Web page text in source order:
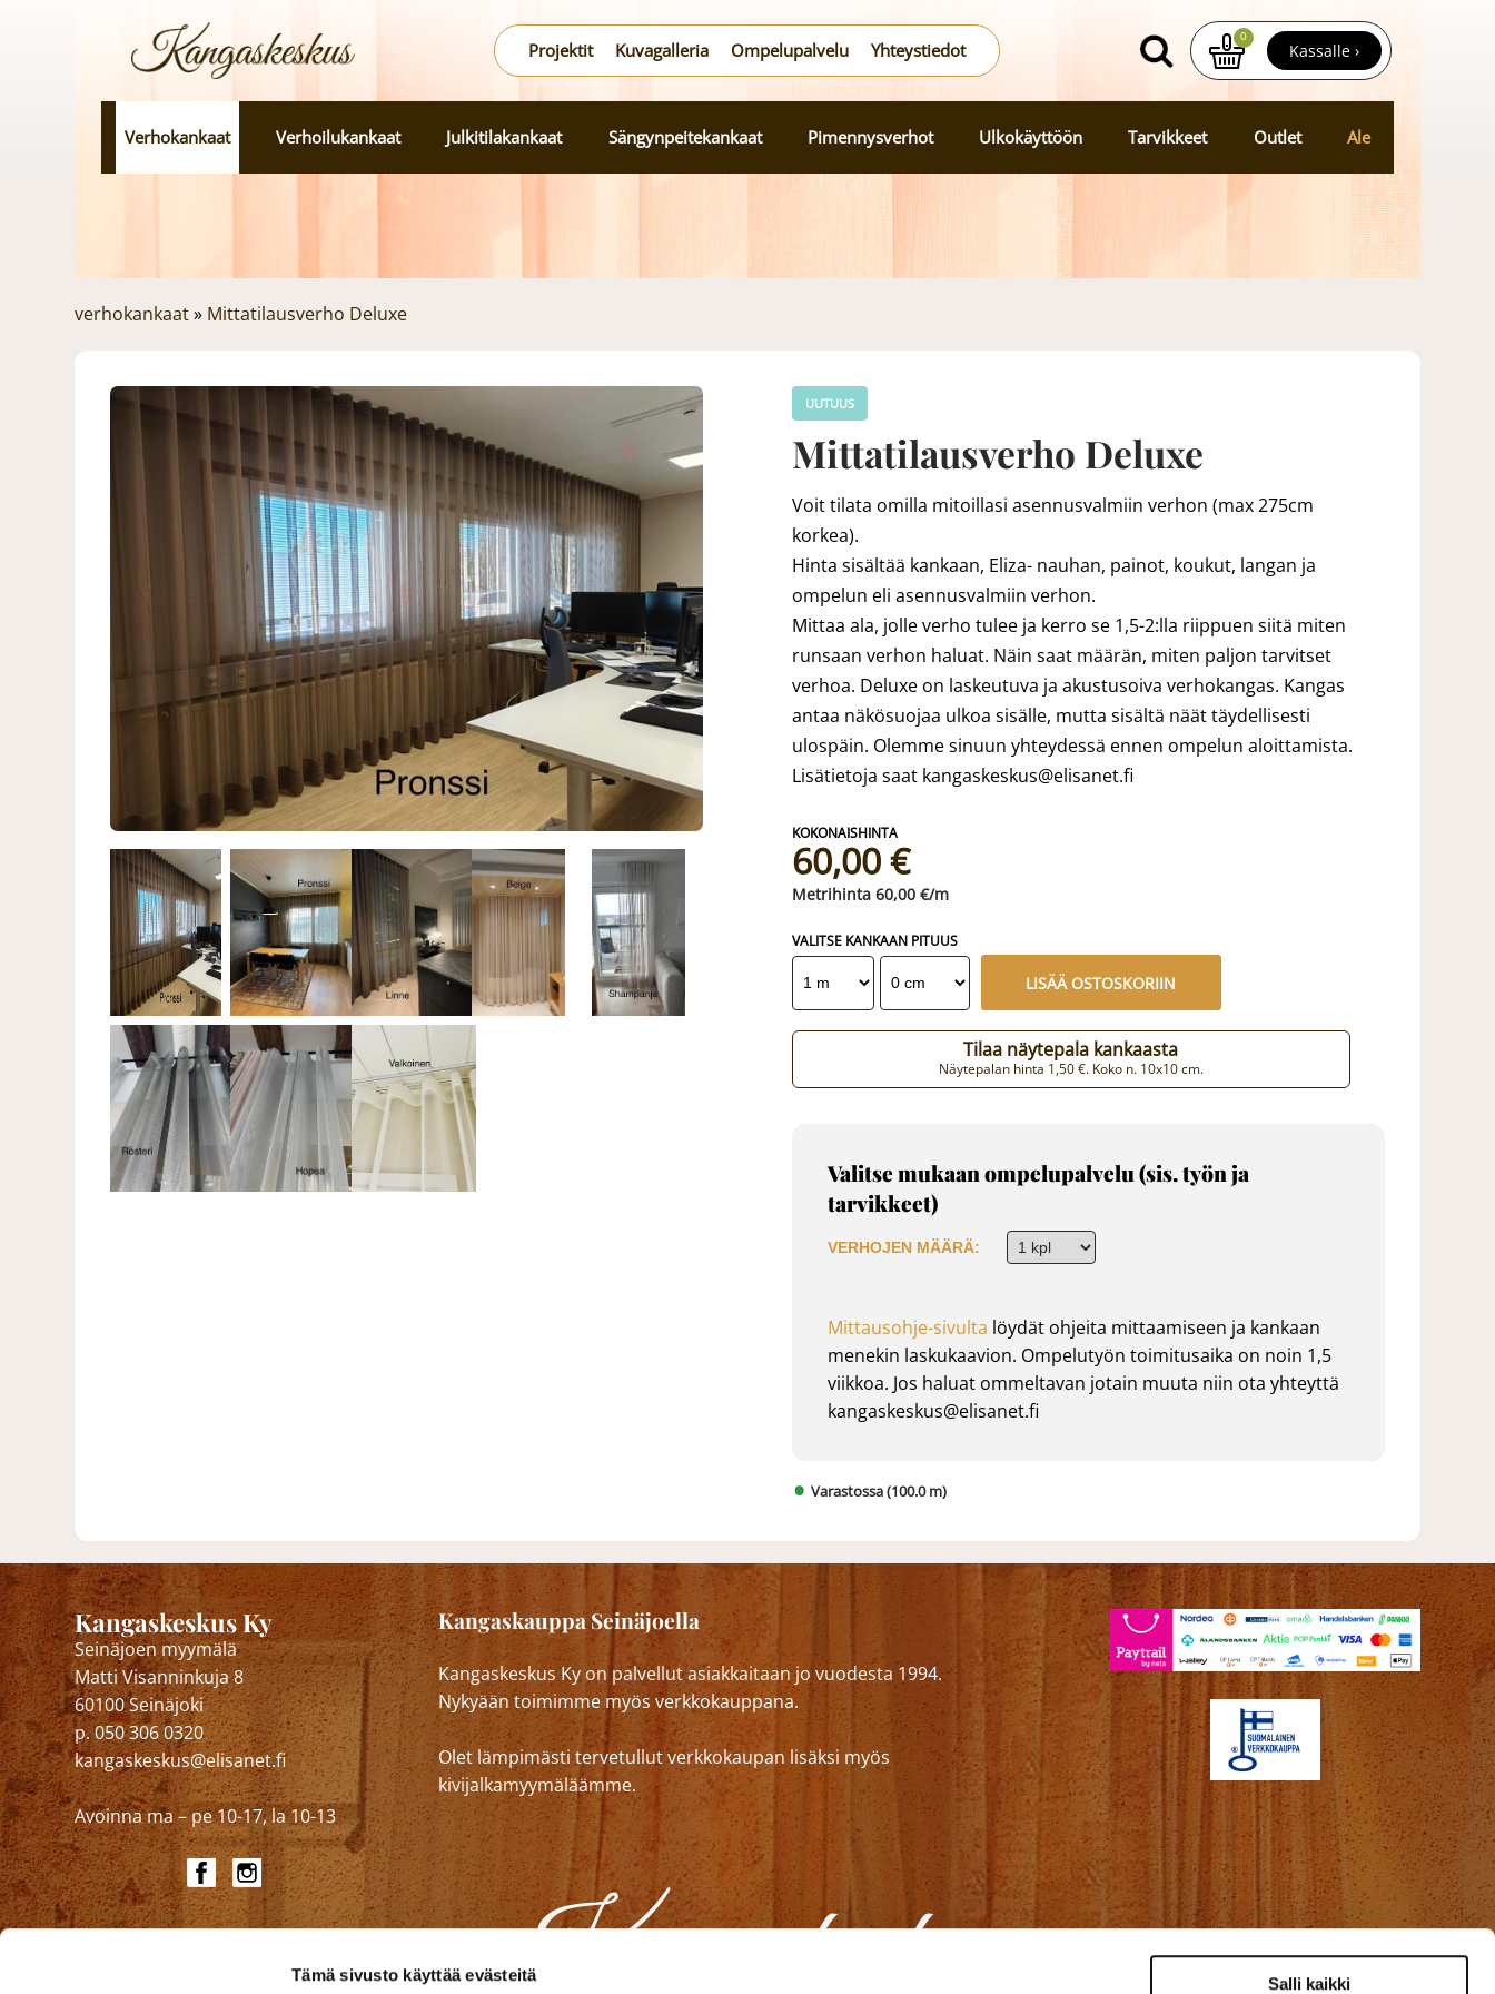
Tämä sivusto käyttää evästeitä Salli kaikki
Projektit Kuvagalleria Ompelupalvelu Yhteystiedot
0
Kassalle ›
Verhokankaat Verhoilukankaat Julkitilakankaat Sängynpeitekankaat Pimennysverhot Ulkokäyttöön Tarvikkeet Outlet Ale
verhokankaat» Mittatilausverho Deluxe
UUTUUS
Mittatilausverho Deluxe
Voit tilata omilla mitoillasi asennusvalmiin verhon (max 275cm
korkea).
Hinta sisältää kankaan, Eliza- nauhan, painot, koukut, langan ja
ompelun eli asennusvalmiin verhon.
Mittaa ala, jolle verho tulee ja kerro se 1,5-2:lla riippuen siitä miten
runsaan verhon haluat. Näin saat määrän, miten paljon tarvitset
verhoa. Deluxe on laskeutuva ja akustusoiva verhokangas. Kangas
antaa näkösuojaa ulkoa sisälle, mutta sisältä näät täydellisesti
ulospäin. Olemme sinuun yhteydessä ennen ompelun aloittamista.
Lisätietoja saat kangaskeskus@elisanet.fi
60,00 €
60,00 €/m
VALITSE KANKAAN PITUUS
LISÄÄ OSTOSKORIIN
Tilaa näytepala kankaasta
Näytepalan hinta 1,50 €. Koko n. 10x10 cm.
Valitse mukaan ompelupalvelu (sis. työn ja
tarvikkeet)
VERHOJEN MÄÄRÄ:
Mittausohje-sivulta löydät ohjeita mittaamiseen ja kankaan
menekin laskukaavion. Ompelutyön toimitusaika on noin 1,5
viikkoa. Jos haluat ommeltavan jotain muuta niin ota yhteyttä
kangaskeskus@elisanet.fi
Varastossa (100.0 m)
Kangaskeskus Ky
Seinäjoen myymälä
Matti Visanninkuja 8
60100 Seinäjoki
p. 050 306 0320
kangaskeskus@elisanet.fi
Avoinna ma – pe 10-17, la 10-13
Kangaskauppa Seinäjoella
Kangaskeskus Ky on palvellut asiakkaitaan jo vuodesta 1994.
Nykyään toimimme myös verkkokauppana.
Olet lämpimästi tervetullut verkkokaupan lisäksi myös
kivijalkamyymäläämme.